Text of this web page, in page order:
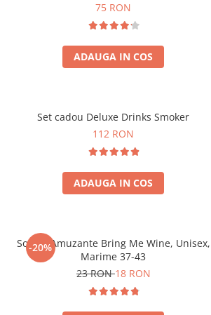
75 RON
ADAUGA IN COS
Set cadou Deluxe Drinks Smoker
112 RON
ADAUGA IN COS
-20%
Sosete Amuzante Bring Me Wine, Unisex,
Marime 37-43
23 RON18 RON